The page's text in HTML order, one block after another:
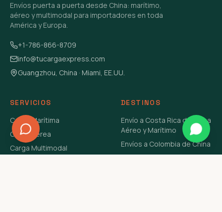
Envíos puerta a puerta desde China: marítimo,
aéreo y multimodal para importadores en toda
América y Europa.
+1-786-866-8709
info@tucargaexpress.com
Guangzhou, China · Miami, EE.UU.
SERVICIOS
Carga Marítima
Carga Aérea
Carga Multimodal
DESTINOS
Envío a Costa Rica de China
Aéreo y Marítimo
Envíos a Colombia de China